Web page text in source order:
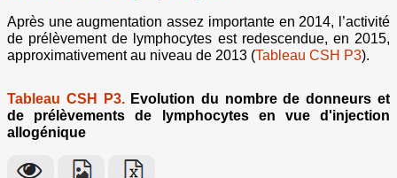
Après une augmentation assez importante en 2014, l’activité
de prélèvement de lymphocytes est redescendue, en 2015,
approximativement au niveau de 2013 (Tableau CSH P3).
Tableau CSH P3.Evolution du nombre de donneurs et
de prélèvements de lymphocytes en vue d'injection
allogénique